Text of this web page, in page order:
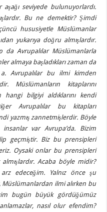
seviyede bulunuyorlardı.
Bu ne demektir? Şimdi
hususiyetle Müslümanlar
yukarıya doğru almışlardır.
da Avrupalılar Müslümanlarla
almaya başladıkları zaman da
Avrupalılar bu ilmi kimden
Müslümanların kitaplarını
bilgiyi aldıklarını kendi
Avrupalılar bu kitapları
yazmış zannetmişlerdir. Böyle
var Avrupa’da. Bizim
geçmiştir. Biz bu prensipleri
Oysaki onlar bu prensipleri
Acaba böyle midir?
edeceğim. Yalnız önce şu
ilmi alırken bu
bugün büyük gördüğümüz
nasıl olur efendim?